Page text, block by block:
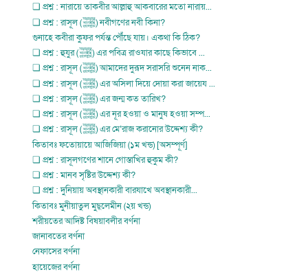
❏ প্রশ্ন : নারায়ে তাকবীর আল্লাহু আকবারের মতো নারায়...
❏ প্রশ্ন : রাসূল (ﷺ) নবীগণের নবী কিনা?
গুনাহে কবীরা কুফর পর্যন্ত পৌঁছে যায়। একথা কি ঠিক?
❏ প্রশ্ন : হুযুর (ﷺ) এর পবিত্র রাওযার কাছে কিভাবে ...
❏ প্রশ্ন : রাসূল (ﷺ) আমাদের দুরূদ সরাসরি শুনেন নাক...
❏ প্রশ্ন : রাসূল (ﷺ) এর অসিলা দিয়ে দোয়া করা জায়েয ...
❏ প্রশ্ন : রাসূল (ﷺ) এর জন্ম কত তারিখ?
❏ প্রশ্ন : রাসূল (ﷺ) এর নূর হওয়া ও মানুষ হওয়া সম্প...
❏ প্রশ্ন : রাসূল (ﷺ) এর মে‘রাজ করানোর উদ্দেশ্য কী?
কিতাবঃ ফতোয়ায়ে আজিজিয়া (১ম খন্ড) [অসম্পূর্ণ]
❏ প্রশ্ন : রাসূলগণের শানে গোস্তাখির হুকুম কী?
❏ প্রশ্ন : মানব সৃষ্টির উদ্দেশ্য কী?
❏ প্রশ্ন : দুনিয়ায় অবস্থানকারী বারযাখে অবস্থানকারী...
কিতাবঃ মুনীয়াতুল মুছ্লেমীন (২য় খন্ড)
শরীয়তের আদিষ্ট বিষয়াবলীর বর্ণনা
জানাবতের বর্ণনা
নেফাসের বর্ণনা
হায়েজের বর্ণনা